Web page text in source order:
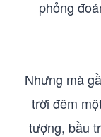
phỏng
Nhưng mà
trời đêm
tượng, bầu